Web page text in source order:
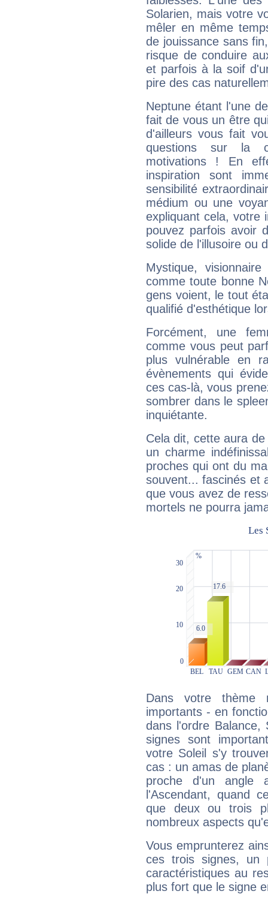
Solarien, mais votre
mêler en même
de jouissance sans
risque de conduire
et parfois à la soif
pire des cas
Neptune étant l'une
fait de vous un être
d'ailleurs vous fait
questions sur la
motivations ! En
inspiration sont
sensibilité
médium ou une
expliquant cela, votre
pouvez parfois avoir
solide de l'illusoire ou
Mystique,
comme toute bonne
gens voient, le tout
qualifié d'esthétique
Forcément, une
comme vous peut
plus vulnérable en
évènements qui
ces cas-là, vous
sombrer dans le
inquiétante.
Cela dit, cette aura
un charme
proches qui ont du
souvent... fascinés et
que vous avez de
mortels ne pourra
Dans votre thème
importants - en
dans l'ordre Balance,
signes sont
votre Soleil s'y
cas : un amas de
proche d'un
l'Ascendant, quand
que deux ou trois
nombreux aspects
Vous emprunterez
ces trois signes, un
caractéristiques au
plus fort que le signe